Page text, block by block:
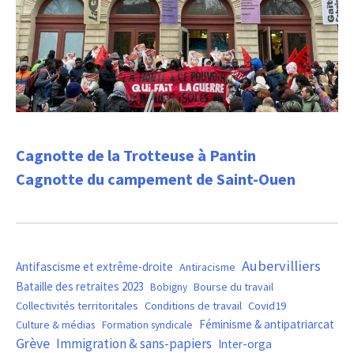
Cagnotte de la Trotteuse à Pantin
Cagnotte du campement de Saint-Ouen
Antifascisme et extrême-droite Antiracisme Aubervilliers
Bataille des retraites 2023 Bobigny Bourse du travail
Collectivités territoritales Conditions de travail Covid19
Culture & médias Formation syndicale Féminisme & antipatriarcat
Grève Immigration & sans-papiers Inter-orga